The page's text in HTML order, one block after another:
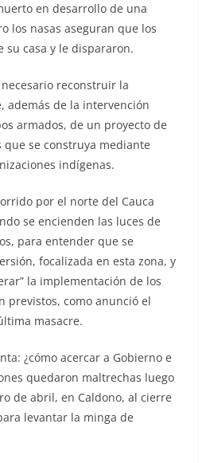
en desarrollo de una
los nasas aseguran que los
su casa y le dispararon.
reconstruir la
además de la intervención
armados, de un proyecto de
se construya mediante
indígenas.
por el norte del Cauca
se encienden las luces de
para entender que se
focalizada en esta zona, y
la implementación de los
previstos, como anunció el
masacre.
¿cómo acercar a Gobierno e
quedaron maltrechas luego
de abril, en Caldono, al cierre
levantar la minga de